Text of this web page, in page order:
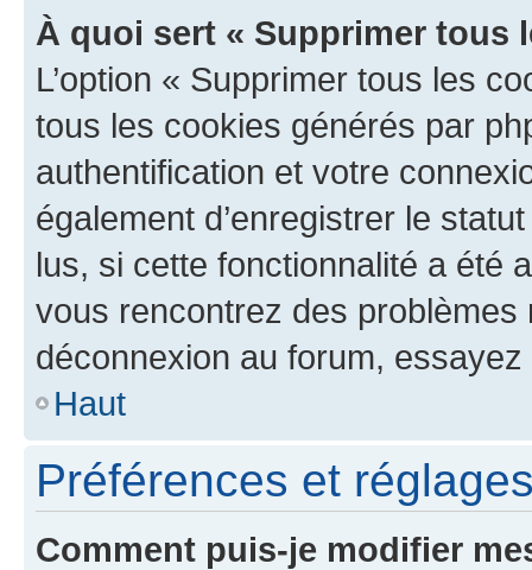
À quoi sert « Supprimer tous
L’option « Supprimer tous les
tous les cookies générés par
authentification et votre
également d’enregistrer le
lus, si cette fonctionnalité a été
vous rencontrez des
déconnexion au forum,
Haut
Préférences et
Comment puis-je modifier